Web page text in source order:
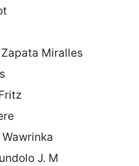
Miralles
J. M